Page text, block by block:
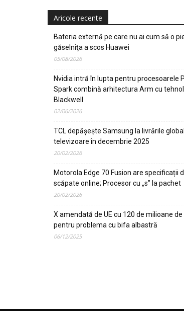
Aricole recente
Bateria externă pe care nu ai cum să o
găselniţa a scos Huawei
05/08/2026
Nvidia intră în lupta pentru procesoarele
Spark combină arhitectura Arm cu
Blackwell
02/06/2026
TCL depășește Samsung la livrările
televizoare în decembrie 2025
20/02/2026
Motorola Edge 70 Fusion are specificații
scăpate online; Procesor cu „s” la pachet
20/02/2026
X amendată de UE cu 120 de milioane de
pentru problema cu bifa albastră
06/12/2025